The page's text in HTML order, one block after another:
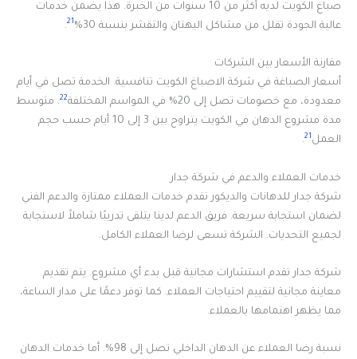
صباغ الكويت لديه أكثر من 10 سنوات من الخبرة. هذا يضمن خدمات
عالية الجودة تقلل من مشاكل البهتان والتقشر بنسبة 30%
21
.
مقارنة الأسعار بين الشركات
أسعار الصباغة في شركة الاصباغ الكويت تنافسية. الخدمة تصل في أيام
معدودة، مع خصومات تصل إلى 20% في المواسم المختلفة
22. متوسط
مدة مشروع الدهان في الكويت يتراوح بين 3 إلى 10 أيام حسب حجم
العمل21
.
خدمات العملاء والدعم في شركة جدار
شركة جدار للدهانات والديكور تقدم خدمات العملاء ممتازة والدعم الفني
لضمان استجابة سريعة. فريق الدعم لدينا يتلقى تدريبًا شاملاً لاستجابة
لجميع التحديات. الشركة تسعى لرضا العملاء الكامل.
شركة جدار تقدم استشارات مجانية قبل بدء أي مشروع. يتم تقديم
معاينة مجانية لتقييم احتياجات العملاء. كما توفر دعمًا على مدار الساعة،
مما يظهر اهتمامها بالعملاء.
نسبة رضا العملاء عن الدهان الداخلي تصل إلى 98%. أما خدمات الدهان